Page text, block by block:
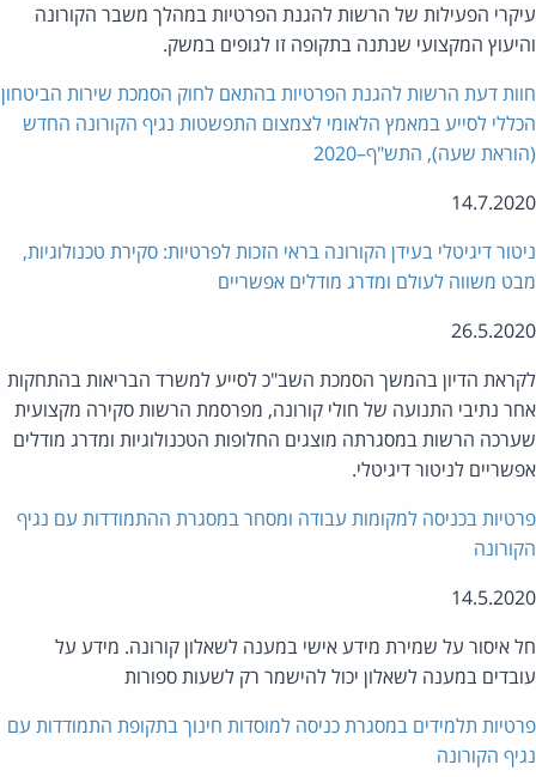
הפעילות של הרשות להגנת הפרטיות במהלך משבר הקורונה
המקצועי שנתנה בתקופה זו לגופים במשק.
דעת הרשות להגנת הפרטיות בהתאם לחוק הסמכת שירות הביטחון
לסייע במאמץ הלאומי לצמצום התפשטות נגיף הקורונה החדש
שעה), התש"ף–2020
דיגיטלי בעידן הקורונה בראי הזכות לפרטיות: סקירת טכנולוגיות,
משווה לעולם ומדרג מודלים אפשריים
הדיון בהמשך הסמכת השב"כ לסייע למשרד הבריאות בהתחקות
נתיבי התנועה של חולי קורונה, מפרסמת הרשות סקירה מקצועית
הרשות במסגרתה מוצגים החלופות הטכנולוגיות ומדרג מודלים
לניטור דיגיטלי.
בכניסה למקומות עבודה ומסחר במסגרת ההתמודדות עם נגיף
איסור על שמירת מידע אישי במענה לשאלון קורונה. מידע על
במענה לשאלון יכול להישמר רק לשעות ספורות
תלמידים במסגרת כניסה למוסדות חינוך בתקופת התמודדות עם
הקורונה